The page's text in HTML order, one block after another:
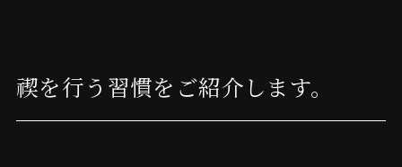
禊を行う習慣をご紹介します。